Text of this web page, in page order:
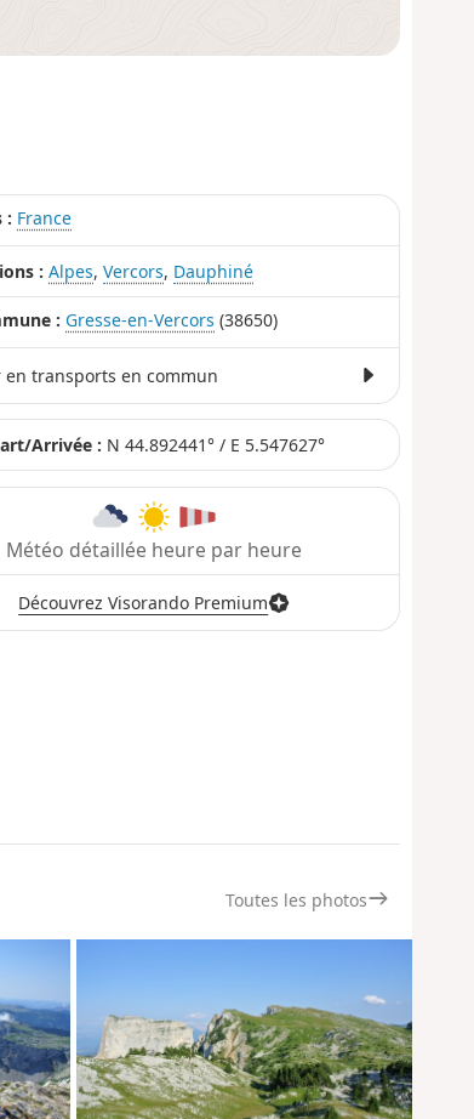
: France
: Alpes,Vercors, Dauphiné
: Gresse-en-Vercors (38650)
en transports en commun
Arrivée : N 44.892441° / E 5.547627°
Météo détaillée heure par heure
Découvrez Visorando Premium
Toutes les photos